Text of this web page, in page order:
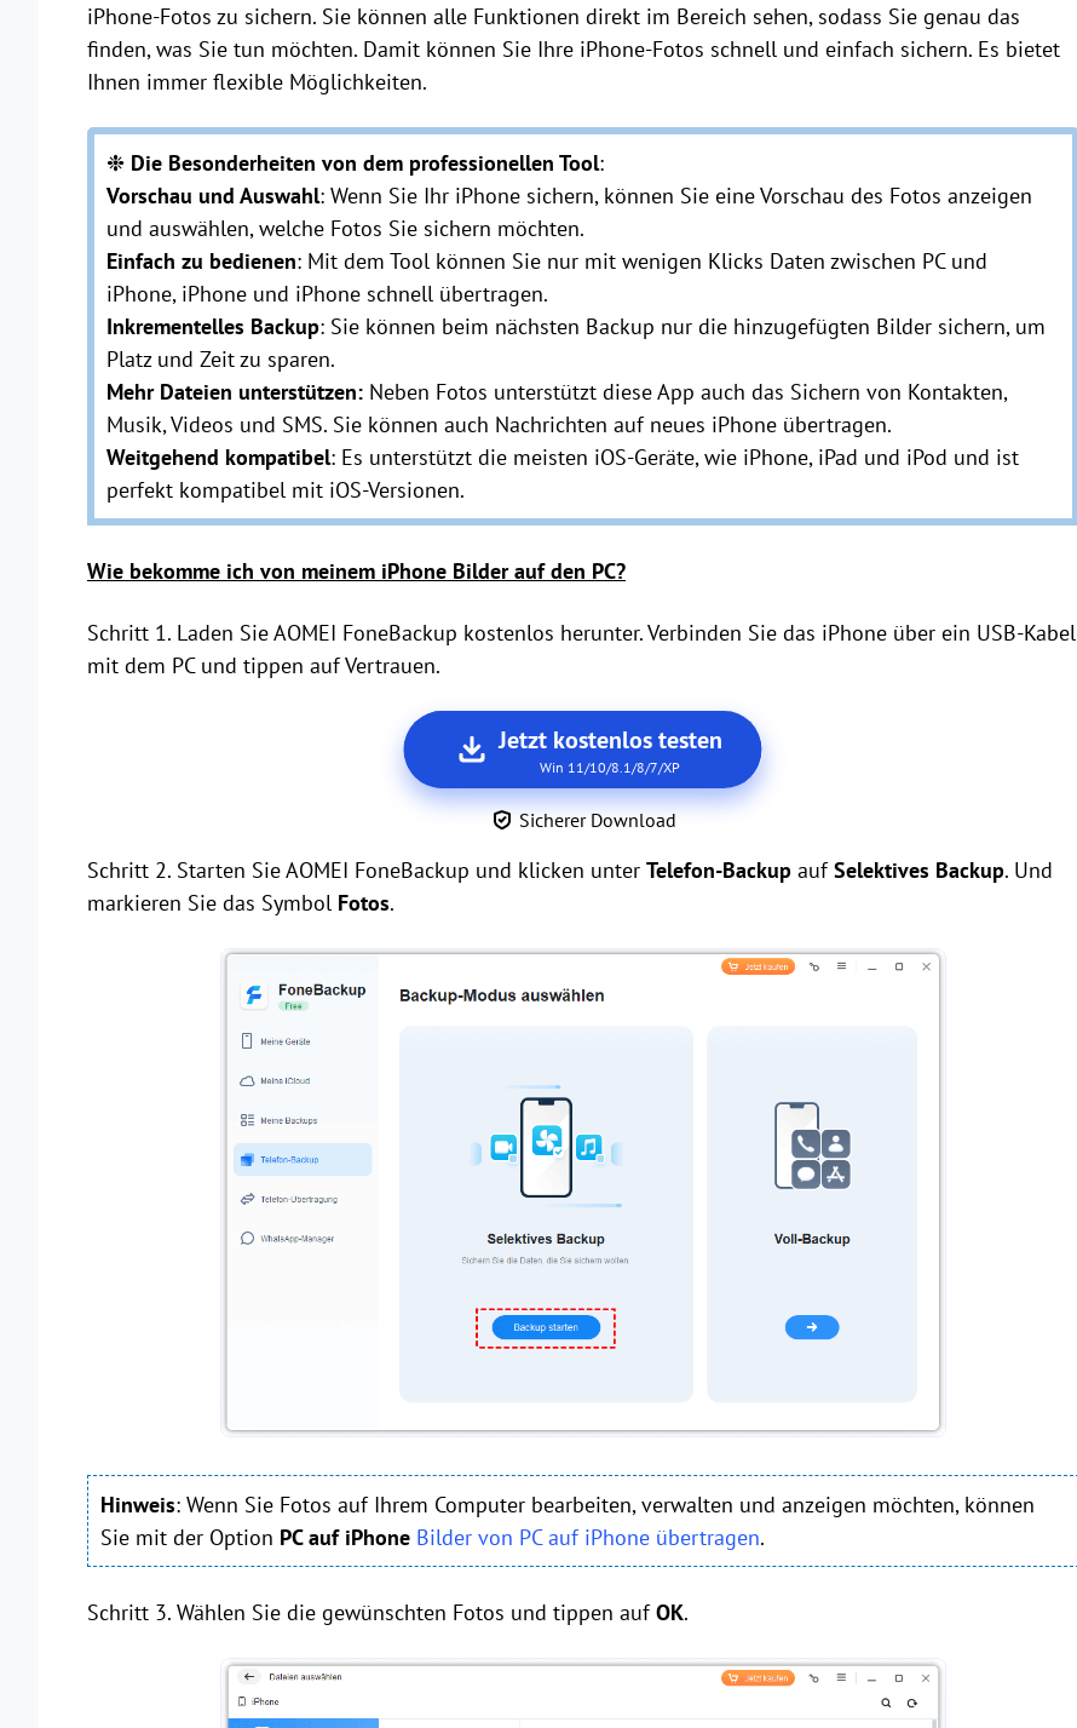
iPhone-Fotos zu sichern. Sie können alle Funktionen direkt im Bereich sehen, sodass Sie genau das
finden, was Sie tun möchten. Damit können Sie Ihre iPhone-Fotos schnell und einfach sichern. Es bietet
Ihnen immer flexible Möglichkeiten.
❉ Die Besonderheiten von dem professionellen Tool:
Vorschau und Auswahl: Wenn Sie Ihr iPhone sichern, können Sie eine Vorschau des Fotos anzeigen
und auswählen, welche Fotos Sie sichern möchten.
Einfach zu bedienen: Mit dem Tool können Sie nur mit wenigen Klicks Daten zwischen PC und
iPhone, iPhone und iPhone schnell übertragen.
Inkrementelles Backup: Sie können beim nächsten Backup nur die hinzugefügten Bilder sichern, um
Platz und Zeit zu sparen.
Mehr Dateien unterstützen: Neben Fotos unterstützt diese App auch das Sichern von Kontakten,
Musik, Videos und SMS. Sie können auch Nachrichten auf neues iPhone übertragen.
Weitgehend kompatibel: Es unterstützt die meisten iOS-Geräte, wie iPhone, iPad und iPod und ist
perfekt kompatibel mit iOS-Versionen.
Wie bekomme ich von meinem iPhone Bilder auf den PC?
Schritt 1. Laden Sie AOMEI FoneBackup kostenlos herunter. Verbinden Sie das iPhone über ein USB-Kabel
mit dem PC und tippen auf Vertrauen.
Jetzt kostenlos testen
Win 11/10/8.1/8/7/XP
Sicherer Download
Schritt 2. Starten Sie AOMEI FoneBackup und klicken unter Telefon-Backup aufSelektives Backup. Und
markieren Sie das Symbol Fotos.
Hinweis: Wenn Sie Fotos auf Ihrem Computer bearbeiten, verwalten und anzeigen möchten, können
Sie mit der Option PC auf iPhone Bilder von PC auf iPhone übertragen.
Schritt 3. Wählen Sie die gewünschten Fotos und tippen aufOK.